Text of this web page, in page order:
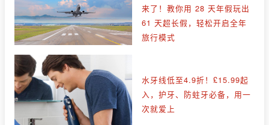
来了！教你用 28 天年假玩出
61 天超长假，轻松开启全年
旅行模式
水牙线低至4.9折！£15.99起
入，护牙、防蛀牙必备，用一
次就爱上